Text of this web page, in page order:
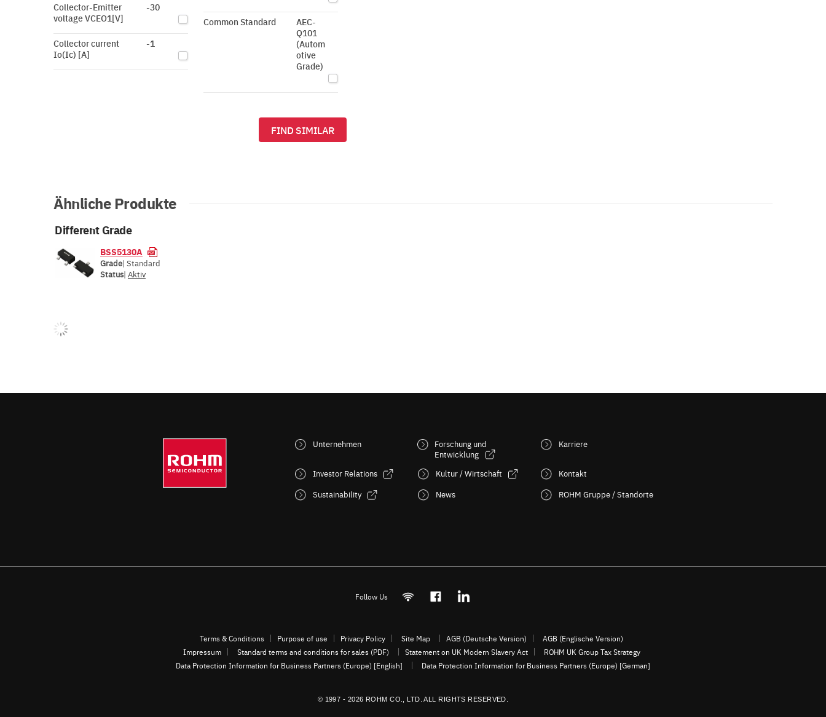
Collector-Emitter
voltage VCEO1[V]
-30
Collector current
Io(Ic) [A]
-1
Common Standard
AEC-
Q101
(Autom
otive
Grade)
FIND SIMILAR
Ähnliche Produkte
Different Grade
BSS5130A
Grade| Standard
Status| Aktiv
Unternehmen
Investor Relations
Sustainability
Forschung und
Entwicklung
Kultur / Wirtschaft
News
Karriere
Kontakt
ROHM Gruppe / Standorte
Follow Us
Terms & Conditions Purpose of use Privacy Policy Site Map AGB (Deutsche Version)
AGB (Englische Version)
Impressum
Standard terms and conditions for sales (PDF) Statement on UK Modern Slavery Act
ROHM UK Group Tax Strategy
Data Protection Information for Business Partners (Europe) [English]
Data Protection Information for Business Partners (Europe) [German]
© 1997 - 2026 ROHM CO., LTD. ALL RIGHTS RESERVED.